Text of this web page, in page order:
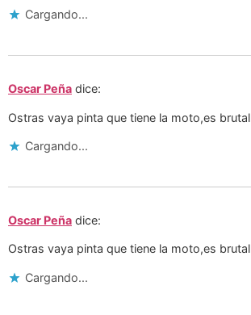
Cargando...
Oscar Peña dice:
Ostras vaya pinta que tiene la moto,es brutal
Cargando...
Oscar Peña dice:
Ostras vaya pinta que tiene la moto,es brutal
Cargando...